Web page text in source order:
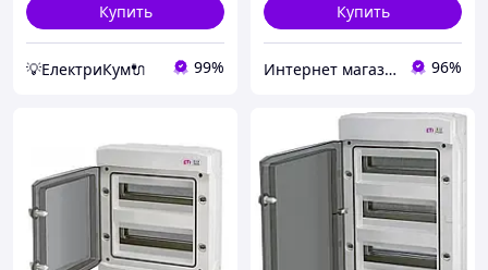
Купить
💡ЕлектриКум🔌 99%
Купить
Интернет магазин GSM-V 96%